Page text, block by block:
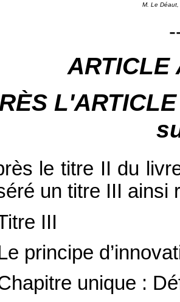
M. Le Déaut,
ARTICLE
le titre II du
un titre III ainsi
III
principe
unique :